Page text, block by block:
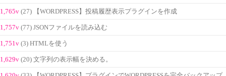
1,765v (27) 【WORDPRESS】投稿履歴表示プラグインを作成
1,757v (77) JSONファイルを読み込む
1,751v (3) HTMLを使う
1,629v (20) 文字列の表示幅を決める。